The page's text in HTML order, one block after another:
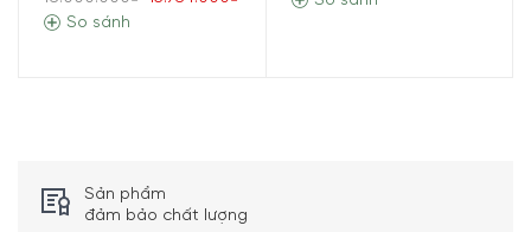
Điều chỉnh nồng độ và số lượng hương
với bạn.
So sánh
Sản phẩm
đảm bảo chất lượng